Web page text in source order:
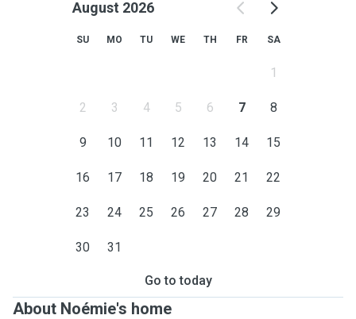
August 2026
SU MO TU WE TH FR SA
1
2 3 4 5 6 7 8
9 10 11 12 13 14 15
16 17 18 19 20 21 22
23 24 25 26 27 28 29
30 31
Go to today
About Noémie's home